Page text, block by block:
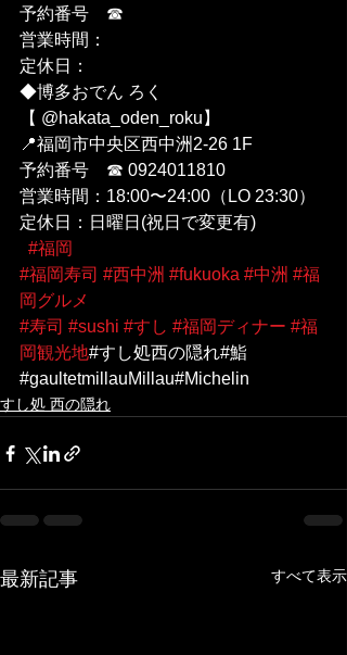
予約番号　☎︎
営業時間：
定休日：
◆博多おでん ろく
【 @hakata_oden_roku】
📍福岡市中央区西中洲2-26 1F
予約番号　☎︎ 0924011810
営業時間：18:00〜24:00（LO 23:30）
定休日：日曜日(祝日で変更有)
#福岡
#福岡寿司 #西中洲 #fukuoka #中洲 #福
岡グルメ
#寿司 #sushi #すし #福岡ディナー #福
岡観光地#すし処西の隠れ#鮨
#gaultetmillauMillau#Michelin
すし処 西の隠れ
最新記事 すべて表示